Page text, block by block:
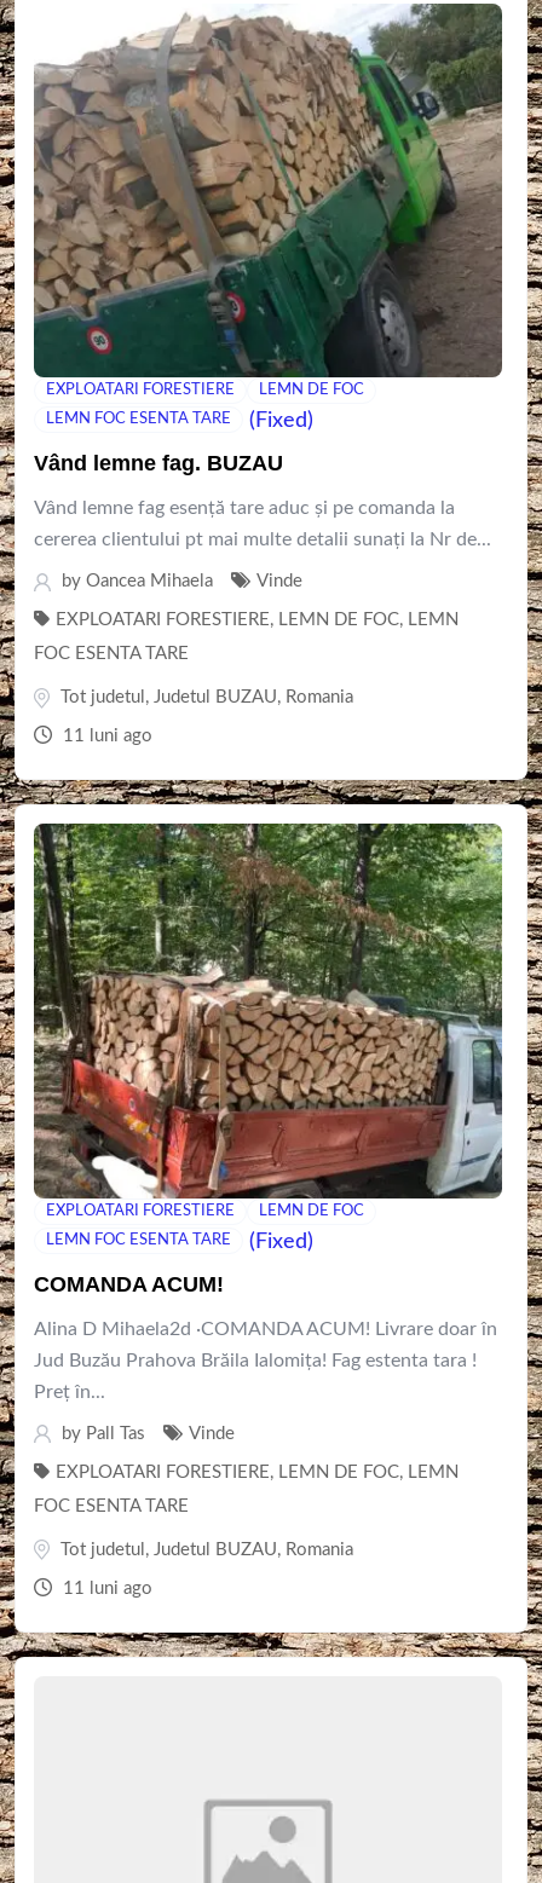
EXPLOATARI FORESTIERE
LEMN DE FOC
LEMN FOC ESENTA TARE
(Fixed)
Vând lemne fag. BUZAU
Vând lemne fag esență tare aduc și pe comanda la
cererea clientului pt mai multe detalii sunați la Nr de...
by Oancea Mihaela Vinde
EXPLOATARI FORESTIERE, LEMN DE FOC, LEMN
FOC ESENTA TARE
Tot judetul , Judetul BUZAU, Romania
11 luni ago
EXPLOATARI FORESTIERE
LEMN DE FOC
LEMN FOC ESENTA TARE
(Fixed)
COMANDA ACUM!
Alina D Mihaela2d ·COMANDA ACUM! Livrare doar în
Jud Buzău Prahova Brăila Ialomița! Fag estenta tara !
Preț în...
by Pall Tas Vinde
EXPLOATARI FORESTIERE , LEMN DE FOC, LEMN
FOC ESENTA TARE
Tot judetul , Judetul BUZAU, Romania
11 luni ago